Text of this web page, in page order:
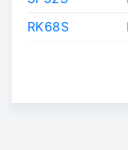
RK68S